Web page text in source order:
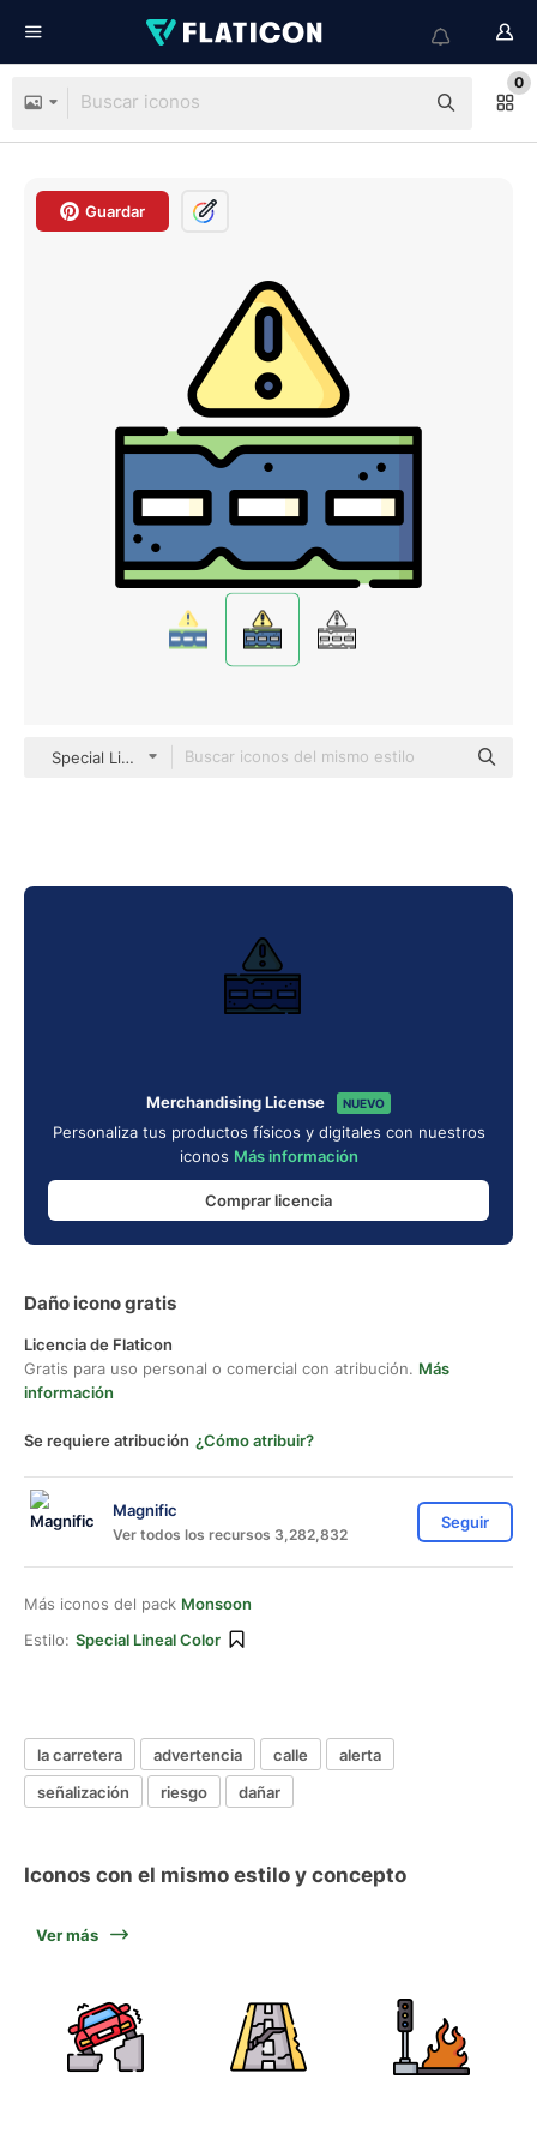
0
Guardar
Special Lineal color
Merchandising License NUEVO
Personaliza tus productos físicos y digitales con nuestros
iconos Más información
Comprar licencia
Daño icono gratis
Licencia de Flaticon
Gratis para uso personal o comercial con atribución. Más
información
Se requiere atribución ¿Cómo atribuir?
Magnific
Ver todos los recursos 3,282,832
Seguir
Más iconos del pack Monsoon
Estilo: Special Lineal Color
la carretera advertencia calle
alerta
señalización
riesgo dañar
Iconos con el mismo estilo y concepto
Ver más